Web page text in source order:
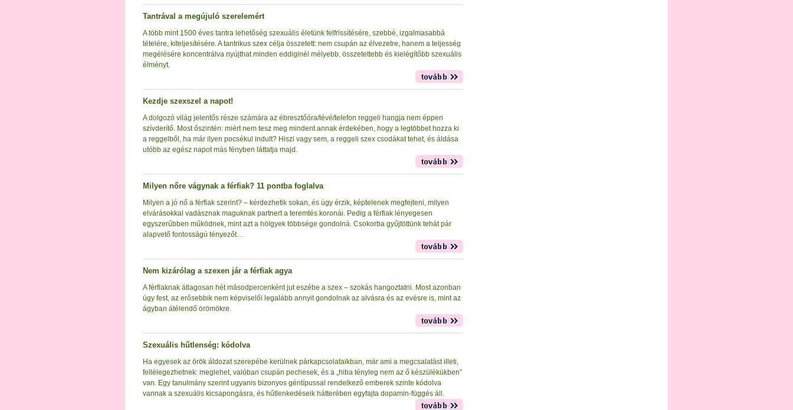
Tantrával a megújuló szerelemért
A több mint 1500 éves tantra lehetőség szexuális életünk felfrissítésére, szebbé, izgalmasabbá
tételére, kiteljesítésére. A tantrikus szex célja összetett: nem csupán az élvezetre, hanem a teljesség
megélésére koncentrálva nyújthat minden eddiginél mélyebb, összetettebb és kielégítőbb szexuális
élményt.
Kezdje szexszel a napot!
A dolgozó világ jelentős része számára az ébresztőóra/tévé/telefon reggeli hangja nem éppen
szívderítő. Most őszintén: miért nem tesz meg mindent annak érdekében, hogy a legtöbbet hozza ki
a reggelből, ha már ilyen pocsékul indult? Hiszi vagy sem, a reggeli szex csodákat tehet, és áldása
utóbb az egész napot más fényben láttatja majd.
Milyen nőre vágynak a férfiak? 11 pontba foglalva
Milyen a jó nő a férfiak szerint? – kérdezhetik sokan, és úgy érzik, képtelenek megfejteni, milyen
elvárásokkal vadásznak maguknak partnert a teremtés koronái. Pedig a férfiak lényegesen
egyszerűbben működnek, mint azt a hölgyek többsége gondolná. Csokorba gyűjtöttünk tehát pár
alapvető fontosságú tényezőt…
Nem kizárólag a szexen jár a férfiak agya
A férfiaknak átlagosan hét másodpercenként jut eszébe a szex – szokás hangoztatni. Most azonban
úgy fest, az erősebbik nem képviselői legalább annyit gondolnak az alvásra és az evésre is, mint az
ágyban átélendő örömökre.
Szexuális hűtlenség: kódolva
Ha egyesek az örök áldozat szerepébe kerülnek párkapcsolataikban, már ami a megcsalatást illeti,
fellélegezhetnek: meglehet, valóban csupán pechesek, és a „hiba tényleg nem az ő készülékükben”
van. Egy tanulmány szerint ugyanis bizonyos géntípussal rendelkező emberek szinte kódolva
vannak a szexuális kicsapongásra, és hűtlenkedéseik hátterében egyfajta dopamin-függés áll.